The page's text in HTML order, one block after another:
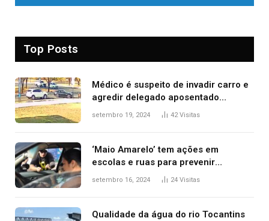
Top Posts
Médico é suspeito de invadir carro e
agredir delegado aposentado
durante confusão no trânsito
setembro 19, 2024 42Visitas
‘Maio Amarelo’ tem ações em
escolas e ruas para prevenir
acidentes no trânsito no AP
setembro 16, 2024 24 Visitas
Qualidade da água do rio Tocantins